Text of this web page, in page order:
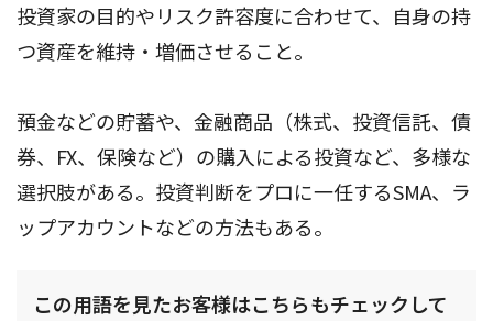
投資家の目的やリスク許容度に合わせて、自身の持
つ資産を維持・増価させること。
預金などの貯蓄や、金融商品（株式、投資信託、債
券、FX、保険など）の購入による投資など、多様な
選択肢がある。投資判断をプロに一任するSMA、ラ
ップアカウントなどの方法もある。
この用語を見たお客様はこちらもチェックして